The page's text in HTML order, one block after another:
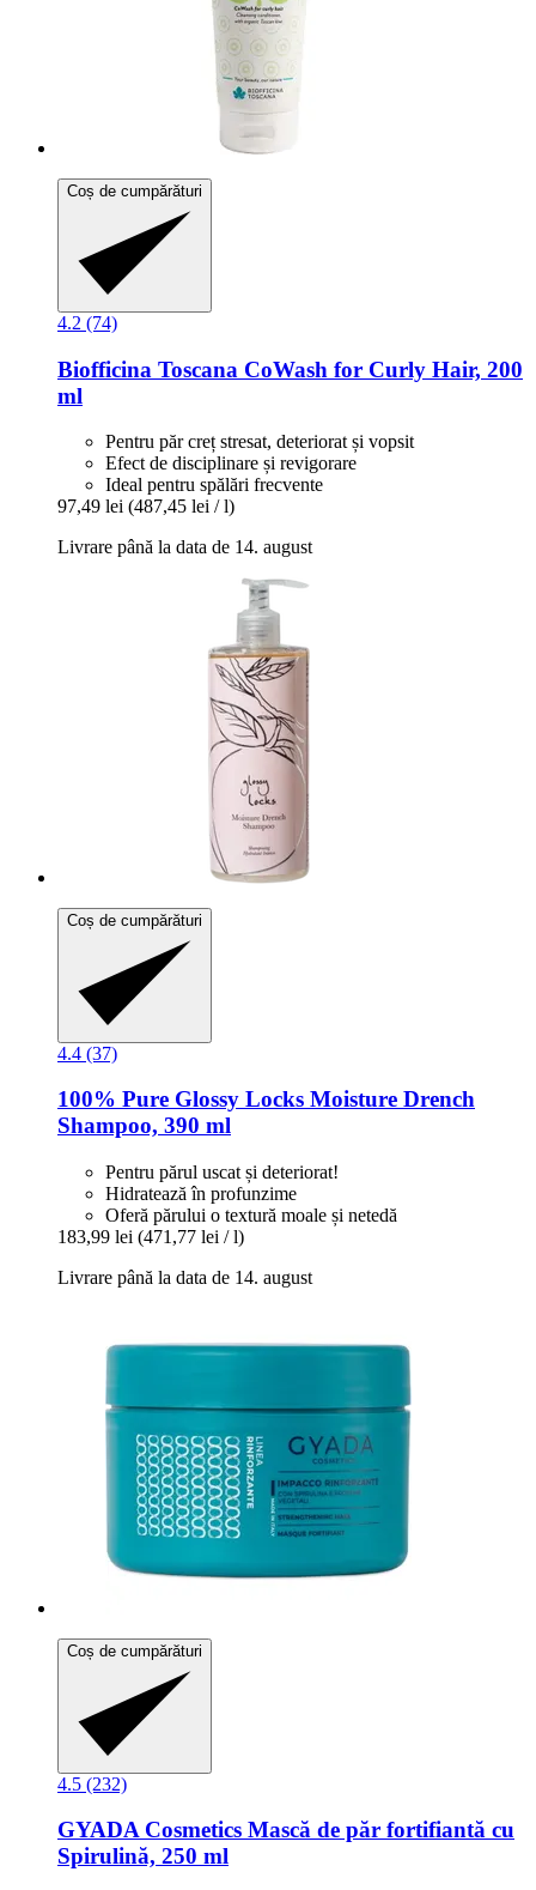
Coș de cumpărături
4.2 (74)
Biofficina Toscana CoWash for Curly Hair, 200
ml
Pentru păr creț stresat, deteriorat și vopsit
Efect de disciplinare și revigorare
Ideal pentru spălări frecvente
97,49 lei (487,45 lei / l)
Livrare până la data de 14. august
Coș de cumpărături
4.4 (37)
100% Pure Glossy Locks Moisture Drench
Shampoo, 390 ml
Pentru părul uscat și deteriorat!
Hidratează în profunzime
Oferă părului o textură moale și netedă
183,99 lei (471,77 lei / l)
Livrare până la data de 14. august
Coș de cumpărături
4.5 (232)
GYADA Cosmetics Mască de păr fortifiantă cu
Spirulină, 250 ml